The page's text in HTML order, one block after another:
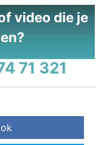
video die je
71 321